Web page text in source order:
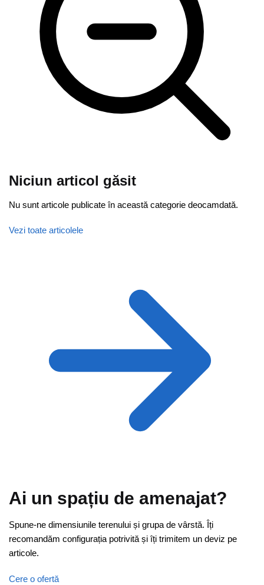
Niciun articol găsit
Nu sunt articole publicate în această categorie deocamdată.
Vezi toate articolele
Ai un spațiu de amenajat?
Spune-ne dimensiunile terenului și grupa de vârstă. Îți
recomandăm configurația potrivită și îți trimitem un deviz pe
articole.
Cere o ofertă